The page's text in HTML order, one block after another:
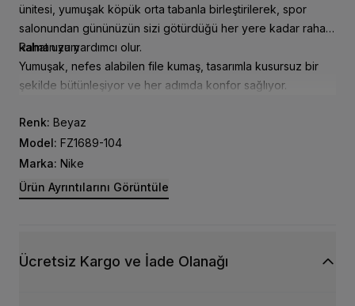
ünitesi, yumuşak köpük orta tabanla birleştirilerek, spor
salonundan gününüzün sizi götürdüğü her yere kadar rahat
kalmanıza yardımcı olur.
Rahat uyum
Yumuşak, nefes alabilen file kumaş, tasarımla kusursuz bir
şekilde bütünleşiyor ve her adımda konfor sağlıyor.
Renk: Beyaz
Model: FZ1689-104
Marka: Nike
Ürün Ayrıntılarını Görüntüle
Ücretsiz Kargo ve İade Olanağı